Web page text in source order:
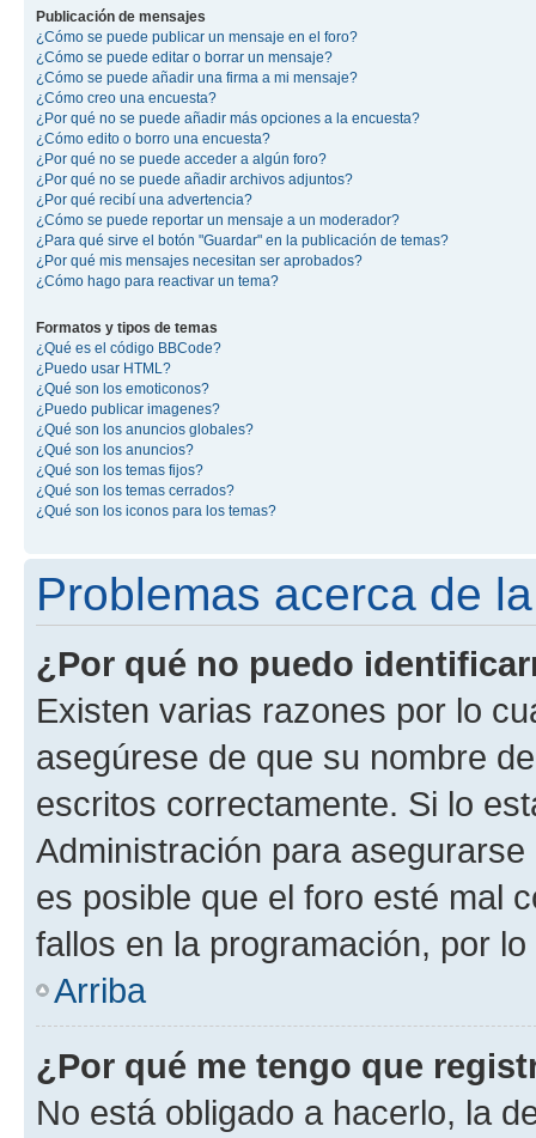
Publicación de mensajes
¿Cómo se puede publicar un mensaje en el foro?
¿Cómo se puede editar o borrar un mensaje?
¿Cómo se puede añadir una firma a mi mensaje?
¿Cómo creo una encuesta?
¿Por qué no se puede añadir más opciones a la encuesta?
¿Cómo edito o borro una encuesta?
¿Por qué no se puede acceder a algún foro?
¿Por qué no se puede añadir archivos adjuntos?
¿Por qué recibí una advertencia?
¿Cómo se puede reportar un mensaje a un moderador?
¿Para qué sirve el botón "Guardar" en la publicación de temas?
¿Por qué mis mensajes necesitan ser aprobados?
¿Cómo hago para reactivar un tema?
Formatos y tipos de temas
¿Qué es el código BBCode?
¿Puedo usar HTML?
¿Qué son los emoticonos?
¿Puedo publicar imagenes?
¿Qué son los anuncios globales?
¿Qué son los anuncios?
¿Qué son los temas fijos?
¿Qué son los temas cerrados?
¿Qué son los iconos para los temas?
Problemas acerca de
¿Por qué no puedo
Existen varias razones por lo
asegúrese de que su nombre
escritos correctamente. Si lo
Administración para
es posible que el foro esté mal
fallos en la programación, por
Arriba
¿Por qué me tengo que
No está obligado a hacerlo, la